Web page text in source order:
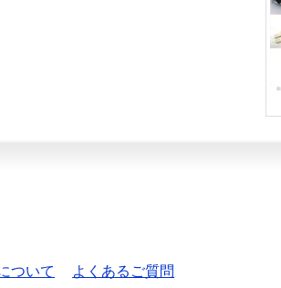
ついて
よくあるご質問